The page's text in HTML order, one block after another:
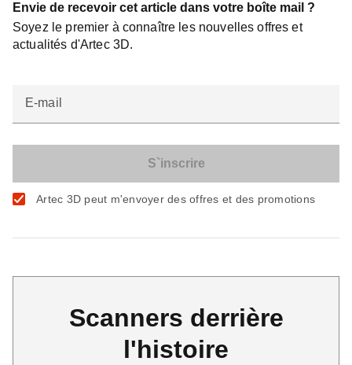
Envie de recevoir cet article dans votre boîte mail ?
Soyez le premier à connaître les nouvelles offres et
actualités d'Artec 3D.
E-mail
Artec 3D peut m'envoyer des offres et des promotions
Scanners derrière
l'histoire